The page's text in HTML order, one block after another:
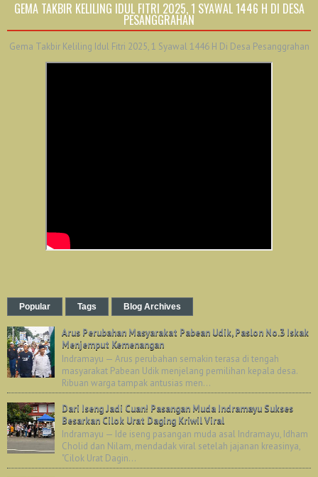
GEMA TAKBIR KELILING IDUL FITRI 2025, 1 SYAWAL 1446 H DI DESA
PESANGGRAHAN
Gema Takbir Keliling Idul Fitri 2025, 1 Syawal 1446 H Di Desa Pesanggrahan
Popular Tags Blog Archives
Arus Perubahan Masyarakat Pabean Udik, Paslon No.3 Iskak
Menjemput Kemenangan
Indramayu — Arus perubahan semakin terasa di tengah
masyarakat Pabean Udik menjelang pemilihan kepala desa.
Ribuan warga tampak antusias men...
Dari Iseng Jadi Cuan! Pasangan Muda Indramayu Sukses
Besarkan Cilok Urat Daging Kriwil Viral
Indramayu — Ide iseng pasangan muda asal Indramayu, Idham
Cholid dan Nilam, mendadak viral setelah jajanan kreasinya,
"Cilok Urat Dagin...